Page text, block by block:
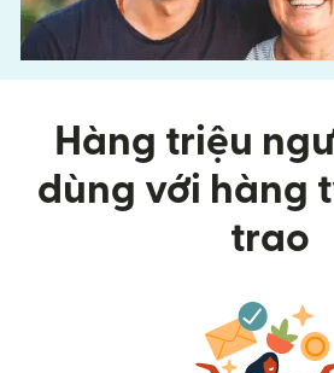
Hàng triệu
dùng với hàng
trao